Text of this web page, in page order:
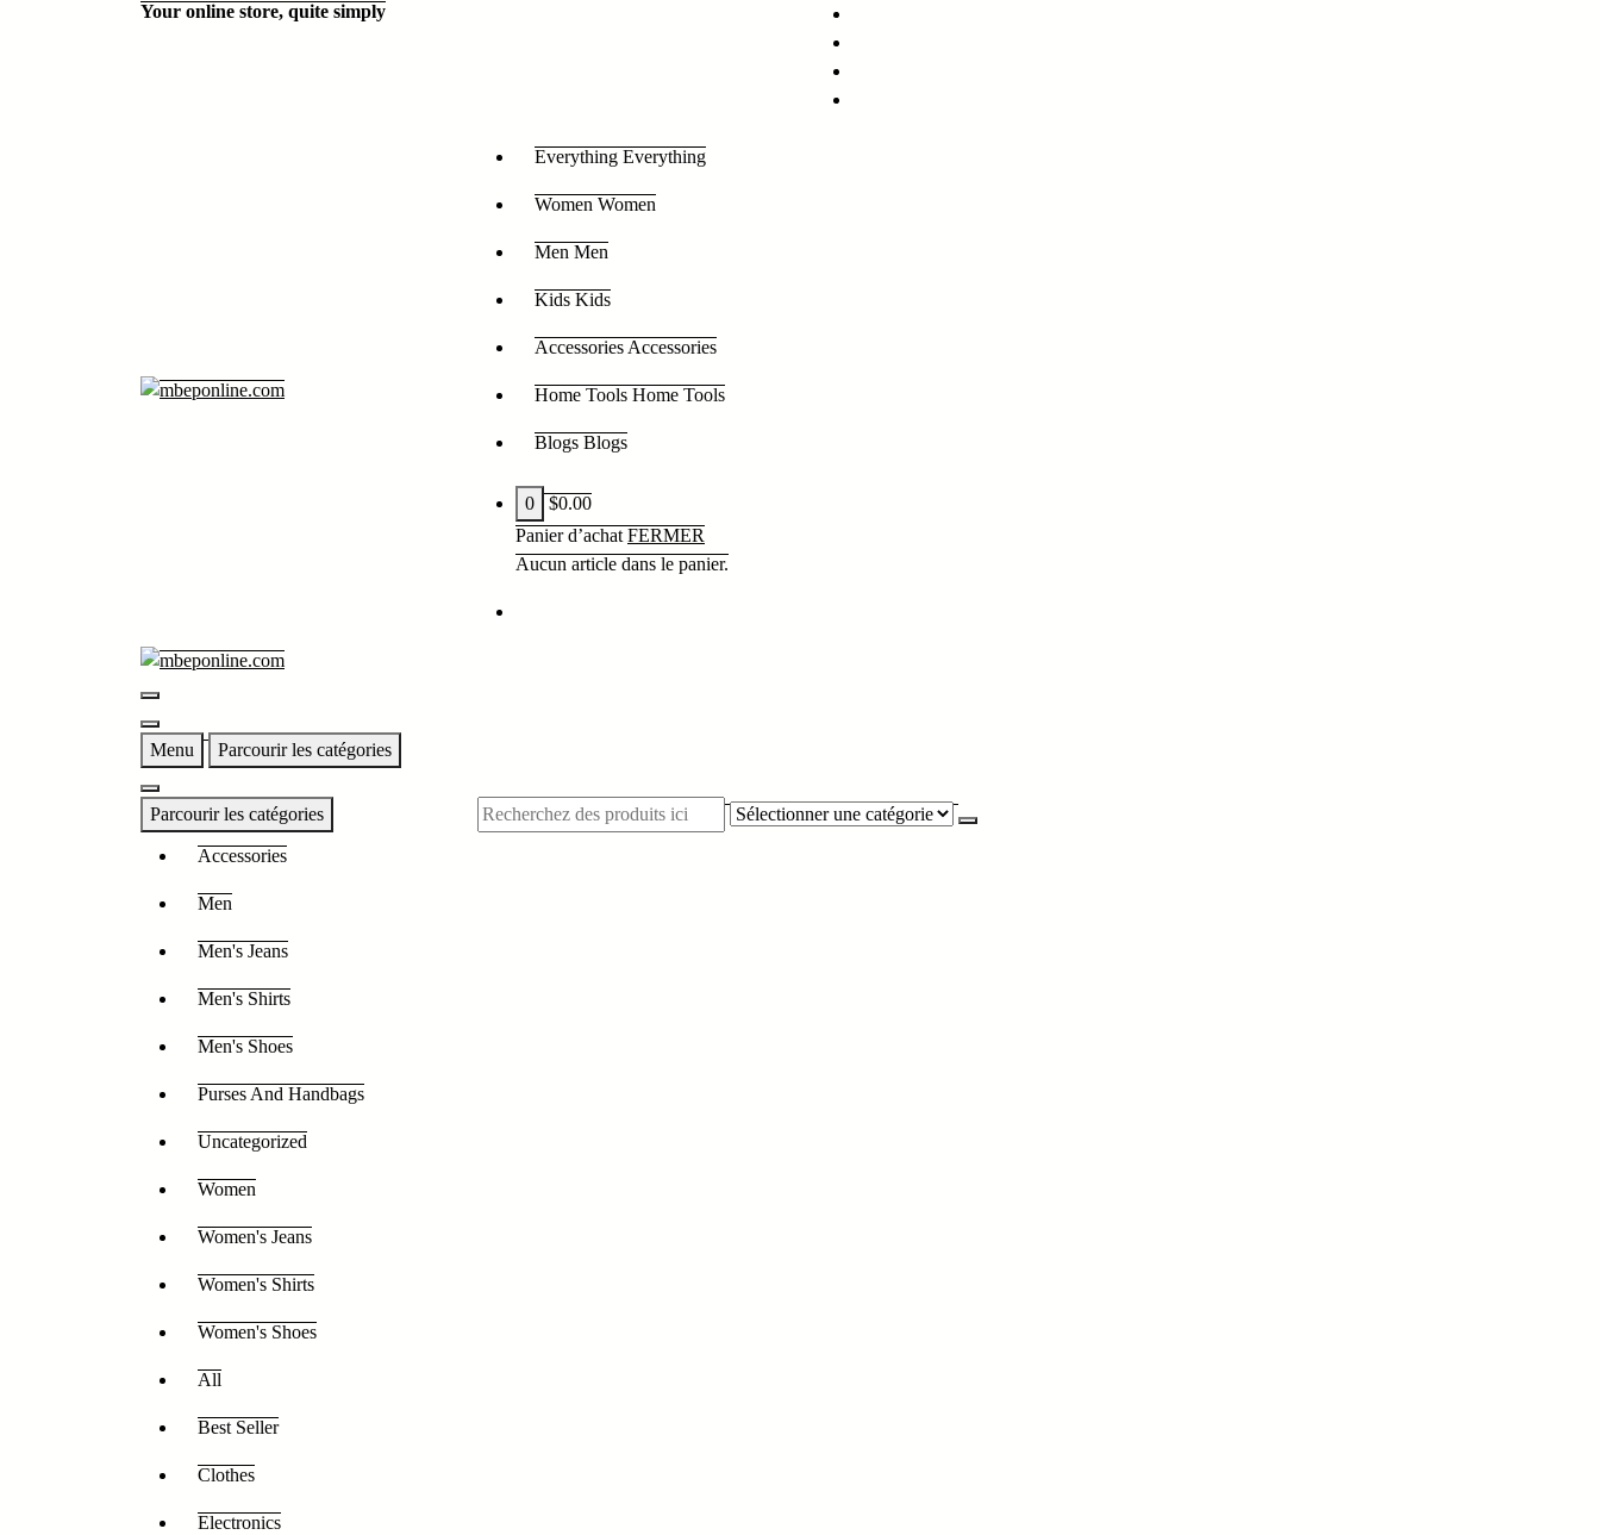
Your online store, quite simply
Everything Everything
Women Women
Men Men
Kids Kids
Accessories Accessories
Home Tools Home Tools
Blogs Blogs
0 $0.00
Panier d’achat FERMER
Aucun article dans le panier.
Menu Parcourir les catégories
Parcourir les catégories
Accessories
Men
Men's Jeans
Men's Shirts
Men's Shoes
Purses And Handbags
Uncategorized
Women
Women's Jeans
Women's Shirts
Women's Shoes
All
Best Seller
Clothes
Electronics